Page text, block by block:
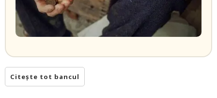
Citește tot bancul